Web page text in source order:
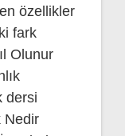
özellikler
fark
Olunur
dersi
Nedir